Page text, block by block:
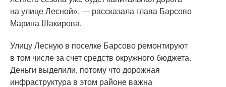
на улице Лесной», — рассказала глава Барсово
Марина Шакирова.
Улицу Лесную в поселке Барсово ремонтируют
в том числе за счет средств окружного бюджета.
Деньги выделили, потому что дорожная
инфраструктура в этом районе важна